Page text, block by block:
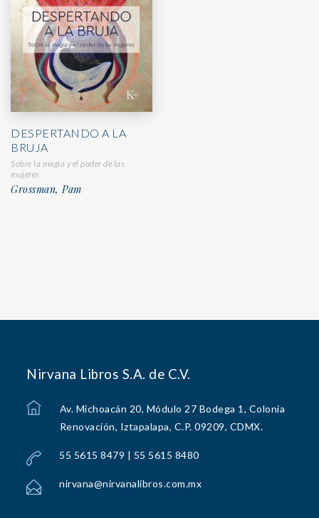
DESPERTANDO A LA
BRUJA
Sobre la magia y el poder de las
mujeres
Grossman, Pam
Nirvana Libros S.A. de C.V.
Av. Michoacán 20, Módulo 27 Bodega 1, Colonia
Renovación, Iztapalapa, C.P. 09209, CDMX.
55 5615 8479 | 55 5615 8480
nirvana@nirvanalibros.com.mx